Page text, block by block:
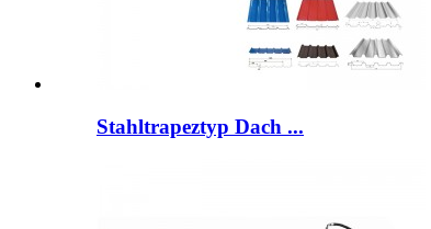
Stahltrapeztyp Dach ...